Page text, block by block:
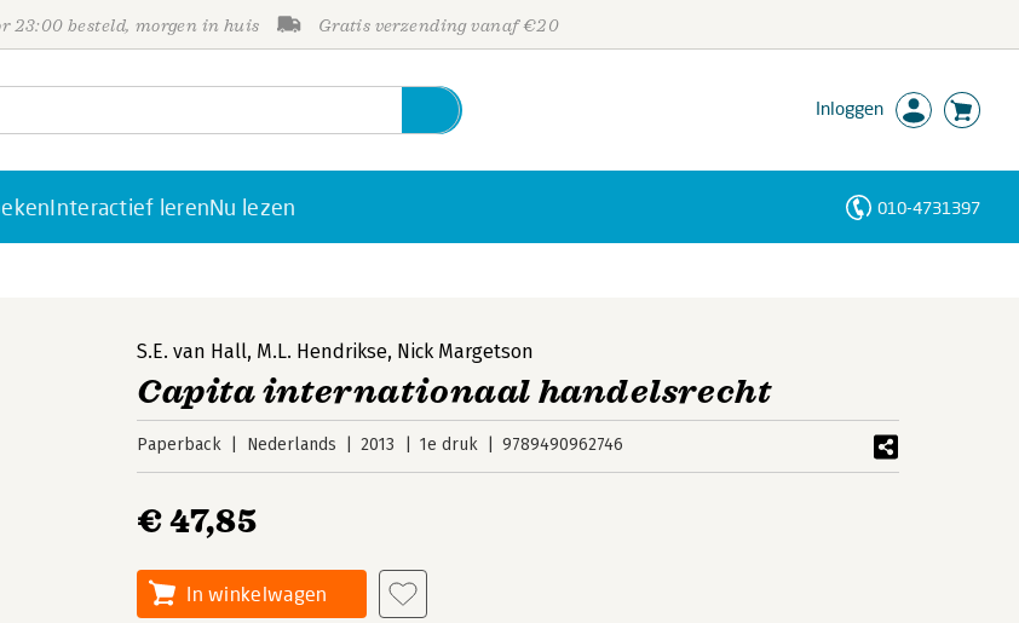
23:00 besteld, morgen in huis Gratis verzending vanaf €20
Inloggen
Interactief lerenNu lezen 010-4731397
S.E. van Hall, M.L. Hendrikse, Nick Margetson
Capita internationaal handelsrecht
Paperback Nederlands 2013 1e druk 9789490962746
€ 47,85
In winkelwagen
Personen